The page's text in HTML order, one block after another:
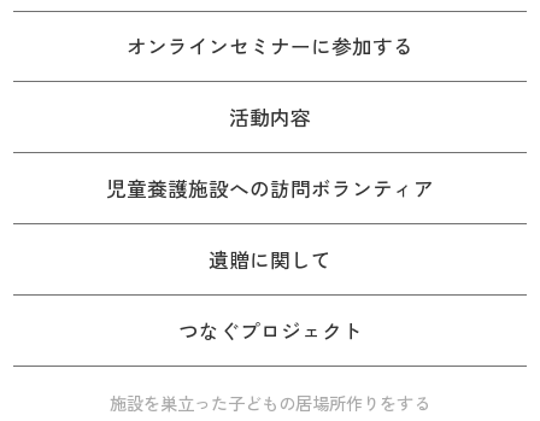
オンラインセミナーに参加する
活動内容
児童養護施設への訪問ボランティア
遺贈に関して
つなぐプロジェクト
施設を巣立った子どもの居場所作りをする